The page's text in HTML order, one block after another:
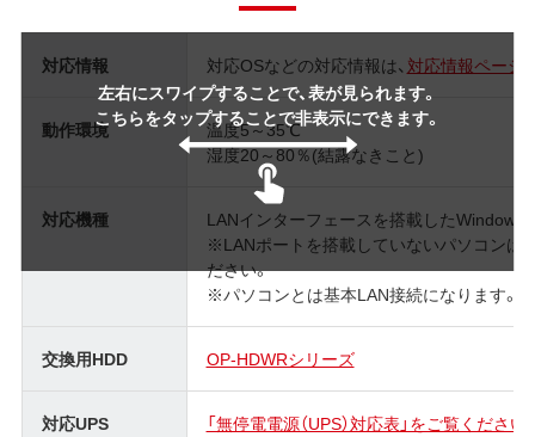
左右にスワイプすることで、表が見られます。
こちらをタップすることで非表示にできます。
対応情報 対応OSなどの対応情報は、 対応情報ページ
動作環境
温度5～35℃
湿度20～80％(結露なきこと)
対応機種
LANインターフェースを搭載したWindows
※LANポートを搭載していないパソコンは
ださい。
※パソコンとは基本LAN接続になります。
交換用HDD OP-HDWRシリーズ
対応UPS 「無停電電源（UPS）対応表」をご覧ください